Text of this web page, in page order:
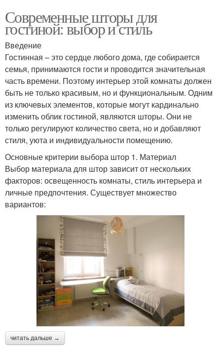
Современные шторы для
гостиной: выбор и стиль
Введение
Гостинная – это сердце любого дома, где собирается
семья, принимаются гости и проводится значительная
часть времени. Поэтому интерьер этой комнаты должен
быть не только красивым, но и функциональным. Одним
из ключевых элементов, которые могут кардинально
изменить облик гостиной, являются шторы. Они не
только регулируют количество света, но и добавляют
стиля, уюта и индивидуальности помещению.
Основные критерии выбора штор 1. Материал
Выбор материала для штор зависит от нескольких
факторов: освещенность комнаты, стиль интерьера и
личные предпочтения. Существует множество
вариантов:
читать дальше →